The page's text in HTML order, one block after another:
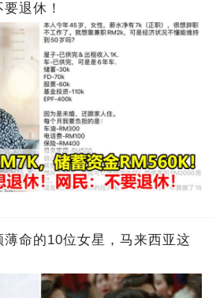
退休！
命的10位女星，马来西亚这